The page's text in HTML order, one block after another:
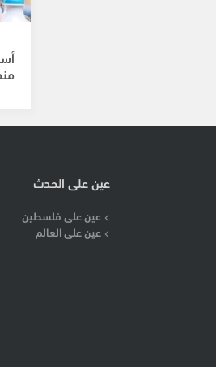
منذ 3
عين على الحدث
عين على فلسطين
عين على العالم